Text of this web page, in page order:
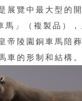
展覽中最大型的
」（複製品），
帝陵園銅車馬陪
車的形制和結構。